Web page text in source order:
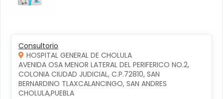
Consultorio
HOSPITAL GENERAL DE CHOLULA
AVENIDA OSA MENOR LATERAL DEL PERIFERICO NO.2,
COLONIA CIUDAD JUDICIAL, C.P.72810, SAN
BERNARDINO TLAXCALANCINGO, SAN ANDRES
CHOLULA,PUEBLA